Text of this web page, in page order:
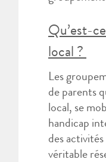
Qu’est-
local ?
Les
de parents
local, se
handicap
des
véritable